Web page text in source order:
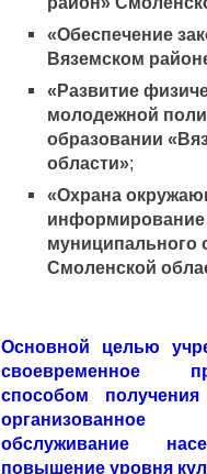
«Обеспечение
Вяземском
«Развитие
молодежной
образовании
области»;
«Охрана
информирование
муниципального
Смоленской
Основной целью
своевременное
способом
организованное
обслуживание
повышение уровня